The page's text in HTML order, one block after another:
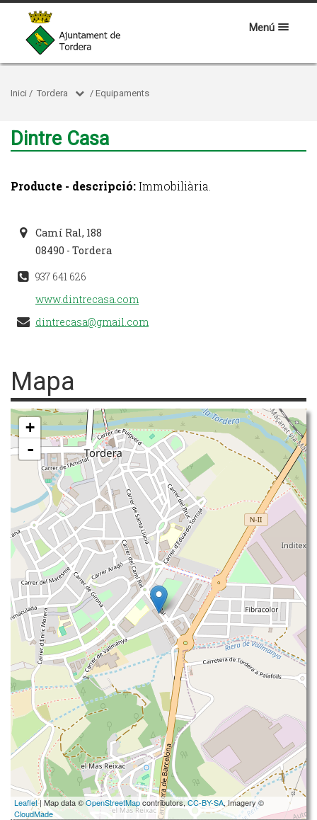
Menú
Inici / Tordera / Equipaments
Dintre Casa
Producte - descripció:Immobiliària.
Camí Ral, 188
08490 - Tordera
937 641 626
www.dintrecasa.com
dintrecasa@gmail.com
Mapa
+
-
Leaflet| Map data ©OpenStreetMapcontributors,CC-BY-SA, Imagery ©
CloudMade